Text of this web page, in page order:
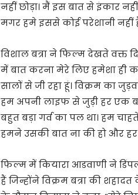
नहीं छोड़ा। मैं इस बात से इंकार
मगर हमे इससे कोई परेशानी नहीं
विशाल बत्रा ने फिल्म देखते वक्त
में बात करना मेरे लिए हमेशा ही
सालों से जी रहा हूं। विक्रम का
हम अपनी लाइफ से जुड़ी हर एक
बहुत बड़ा गर्व का पल था। हम
हमने उसकी बात ना की हो और
फिल्म में कियारा आडवाणी ने
हैं जिन्होंने विक्रम बत्रा की